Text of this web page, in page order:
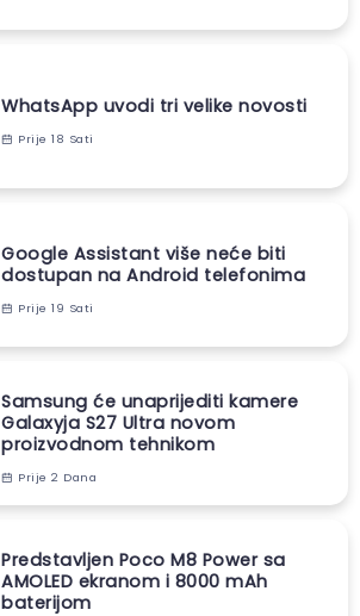
WhatsApp uvodi tri velike novosti
Prije 18 Sati
Google Assistant više neće biti
dostupan na Android telefonima
Prije 19 Sati
Samsung će unaprijediti kamere
Galaxyja S27 Ultra novom
proizvodnom tehnikom
Prije 2 Dana
Predstavljen Poco M8 Power sa
AMOLED ekranom i 8000 mAh
baterijom